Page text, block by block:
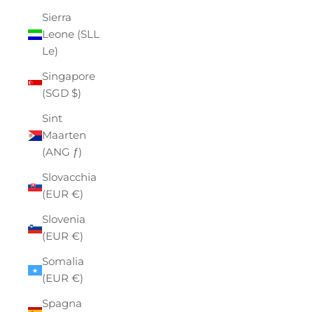
Sierra
Leone (SLL
Le)
Singapore
(SGD $)
Sint
Maarten
(ANG ƒ)
Slovacchia
(EUR €)
Slovenia
(EUR €)
Somalia
(EUR €)
Spagna